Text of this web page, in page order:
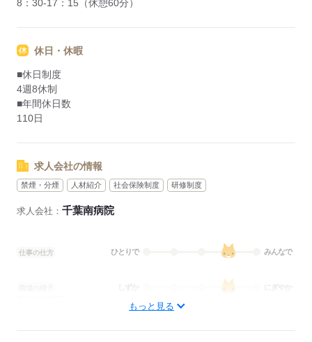
8：30-17：15（休憩60分）
休日・休暇
■休日制度
4週8休制
■年間休日数
110日
求人会社の情報
禁煙・分煙 人材紹介 社会保険制度 研修制度
求人会社： 千葉南病院
仕事の仕方 ひとりで みんなで
にぎやか
もっと見る